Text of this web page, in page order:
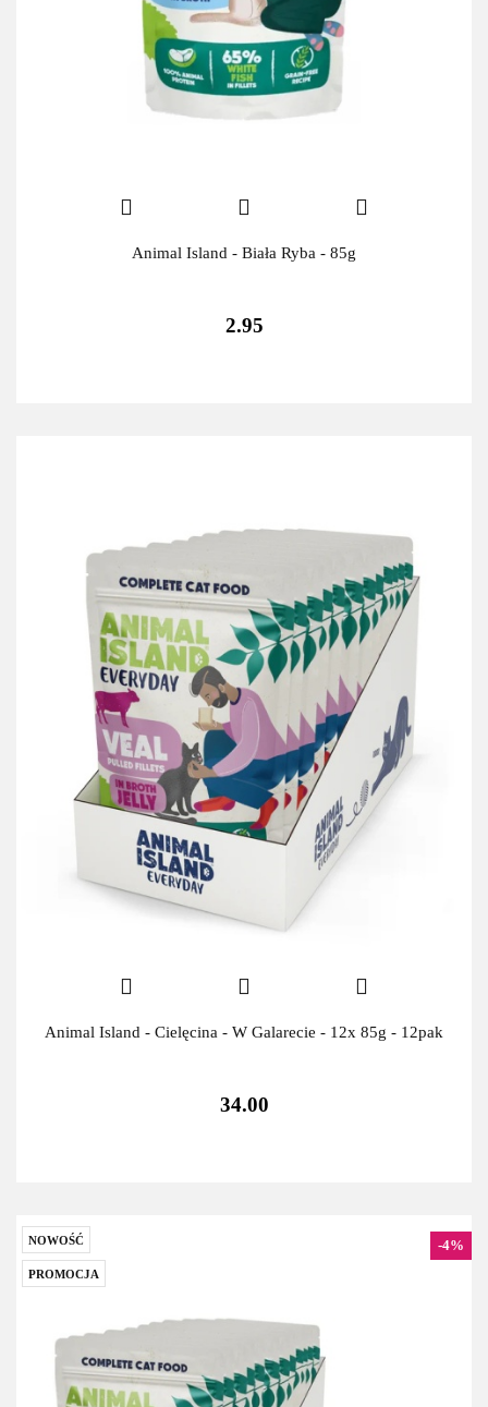
Animal Island - Biała Ryba - 85g
2.95
Animal Island - Cielęcina - W Galarecie - 12x 85g - 12pak
34.00
NOWOŚĆ
PROMOCJA
-4%